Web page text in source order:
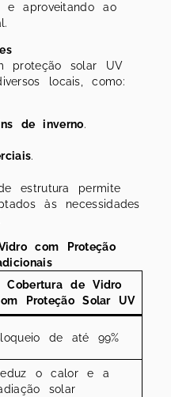
e aproveitando ao
proteção solar UV
locais, como:
de inverno.
.
estrutura permite
às necessidades
com Proteção
Cobertura de Vidro
Proteção Solar UV
de até 99%
o calor e a
solar